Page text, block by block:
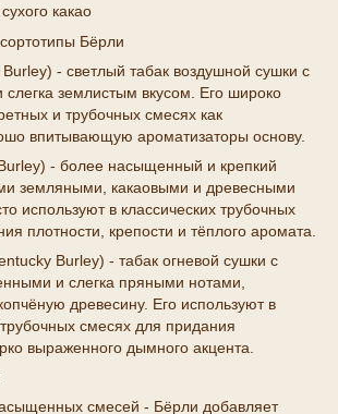
какао
Бёрли
- светлый табак воздушной сушки с
землистым вкусом. Его широко
и трубочных смесях как
впитывающую ароматизаторы основу.
- более насыщенный и крепкий
земляными, какаовыми и древесными
используют в классических трубочных
плотности, крепости и тёплого аромата.
Burley) - табак огневой сушки с
и слегка пряными нотами,
древесину. Его используют в
смесях для придания
выраженного дымного акцента.
смесей - Бёрли добавляет